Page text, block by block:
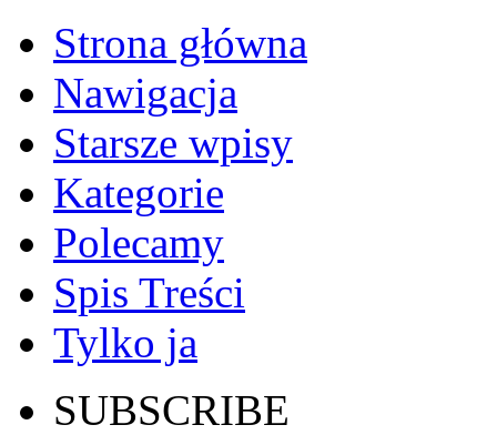
Strona główna
Nawigacja
Starsze wpisy
Kategorie
Polecamy
Spis Treści
Tylko ja
SUBSCRIBE